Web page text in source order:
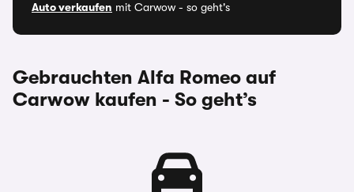
Auto verkaufen mit Carwow - so geht's
Gebrauchten Alfa Romeo auf
Carwow kaufen - So geht’s